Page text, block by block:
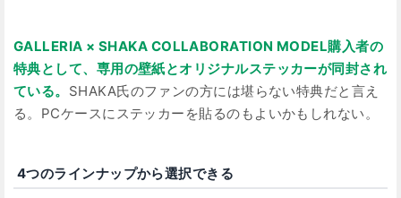
GALLERIA × SHAKA COLLABORATION MODEL購入者の
特典として、専用の壁紙とオリジナルステッカーが同封され
ている。 SHAKA氏のファンの方には堪らない特典だと言え
る。PCケースにステッカーを貼るのもよいかもしれない。
4つのラインナップから選択できる